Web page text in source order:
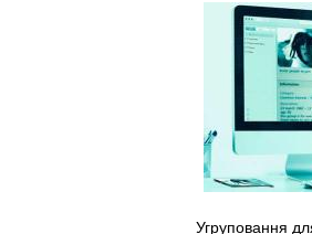
Угруповання